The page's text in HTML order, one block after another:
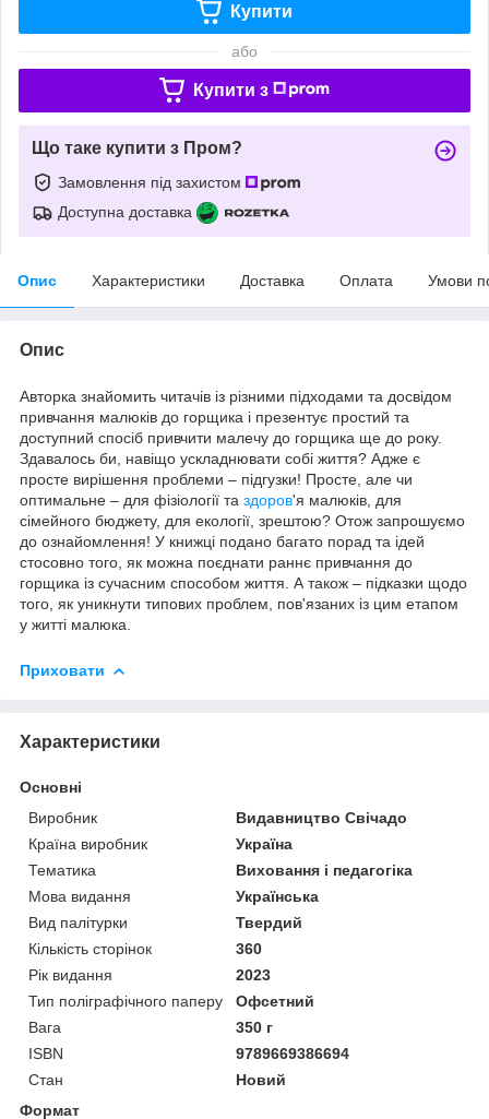
Купити
або
Купити з
Що таке купити з Пром?
Замовлення під захистом
Доступна доставка
Опис Характеристики Доставка Оплата Умови
Опис
Авторка знайомить читачів із різними підходами та досвідом
привчання малюків до горщика і презентує простий та
доступний спосіб привчити малечу до горщика ще до року.
Здавалось би, навіщо ускладнювати собі життя? Адже є
просте вирішення проблеми – підгузки! Просте, але чи
оптимальне – для фізіології та здоров'я малюків, для
сімейного бюджету, для екології, зрештою? Отож запрошуємо
до ознайомлення! У книжці подано багато порад та ідей
стосовно того, як можна поєднати раннє привчання до
горщика із сучасним способом життя. А також – підказки щодо
того, як уникнути типових проблем, пов'язаних із цим етапом
у житті малюка.
Приховати
Характеристики
Основні
Виробник
Видавництво Свічадо
Країна виробник
Україна
Тематика
Виховання і педагогіка
Мова видання
Українська
Вид палітурки
Твердий
Кількість сторінок
360
Рік видання
2023
Тип поліграфічного паперу
Офсетний
Вага
350 г
ISBN
9789669386694
Стан
Новий
Формат